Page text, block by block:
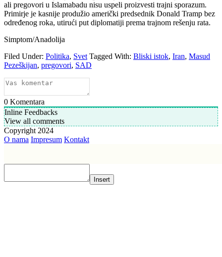
ali pregovori u Islamabadu nisu uspeli proizvesti trajni sporazum.
Primirje je kasnije produžio američki predsednik Donald Tramp bez
određenog roka, utirući put diplomatiji prema trajnom rešenju rata.
Simptom/Anadolija
Filed Under: Politika, Svet Tagged With: Bliski istok, Iran, Masud
Pezeškijan, pregovori, SAD
0 Komentara
Inline Feedbacks
View all comments
Copyright 2024
O nama Impresum Kontakt
Insert